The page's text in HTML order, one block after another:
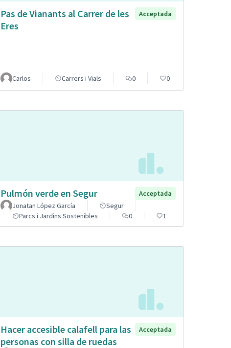
Pas de Vianants al Carrer de les
Eres
Acceptada
Carlos Carrers i Vials 0 0
Pulmón verde en Segur
Acceptada
Jonatan López García
Segur
Parcs i Jardins Sostenibles
0 1
Hacer accesible calafell para las
personas con silla de ruedas
Acceptada